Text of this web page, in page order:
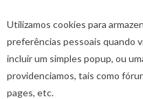
Utilizamos cookies para
preferências pessoais quando
incluir um simples popup, ou
providenciamos, tais como
pages, etc.